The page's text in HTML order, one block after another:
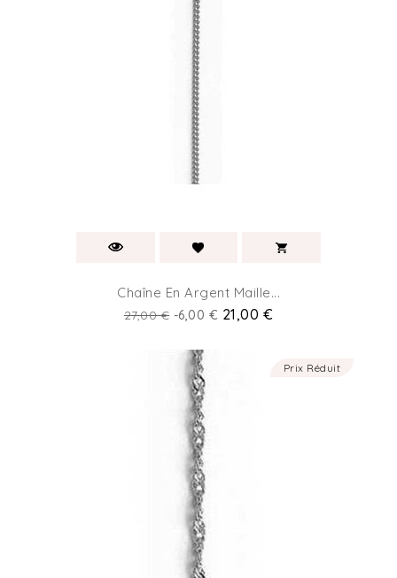
Chaîne En Argent Maille...
Prix
27,00 € -6,00 € Prix
21,00 €
Prix Réduit